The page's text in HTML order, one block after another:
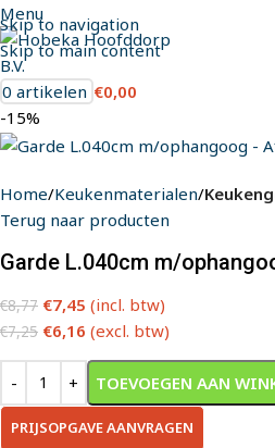
Skip to navigation
Skip to main content
Menu
0 artikelen €0,00
-15%
Home Keukenmaterialen
Terug naar producten
Garde L.040cm m/
€8,77 €7,45 (incl. btw)
€7,25 €6,16 (excl. btw)
TOEVOEGEN AAN
PRIJSOPGAVE AANVRAGEN